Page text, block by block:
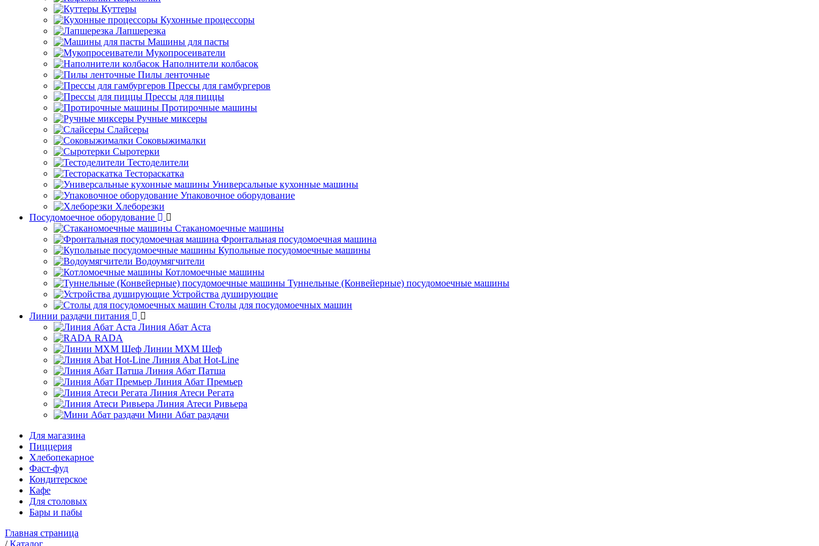
Куттеры
Кухонные процессоры
Лапшерезка
Машины для пасты
Мукопросеиватели
Наполнители колбасок
Пилы ленточные
Прессы для гамбургеров
Прессы для пиццы
Протирочные машины
Ручные миксеры
Слайсеры
Соковыжималки
Сыротерки
Тестоделители
Тестораскатка
Универсальные кухонные машины
Упаковочное оборудование
Хлеборезки
Посудомоечное оборудование
Стаканомоечные машины
Фронтальная посудомоечная машина
Купольные посудомоечные машины
Водоумягчители
Котломоечные машины
Туннельные (Конвейерные) посудомоечные машины
Устройства душирующие
Столы для посудомоечных машин
Линии раздачи питания
Линия Абат Аста
RADA
Линии МХМ Шеф
Линия Abat Hot-Line
Линия Абат Патша
Линия Абат Премьер
Линия Атеси Регата
Линия Атеси Ривьера
Мини Абат раздачи
Для магазина
Пиццерия
Хлебопекарное
Фаст-фуд
Кондитерское
Кафе
Для столовых
Бары и пабы
Главная страница
/Каталог